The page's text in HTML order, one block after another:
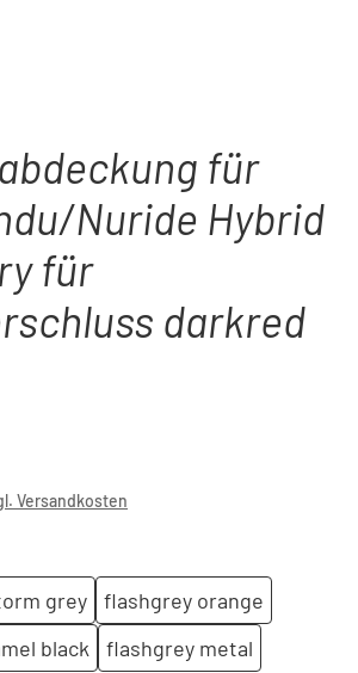
für
Nuride Hybrid
für
darkred
Versandkosten
grey
flashgrey orange
black flashgrey metal